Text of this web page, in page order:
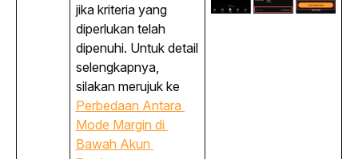
jika kriteria yang
diperlukan telah
dipenuhi. Untuk detail
selengkapnya,
silakan merujuk ke
Perbedaan Antara
Mode Margin di
Bawah Akun